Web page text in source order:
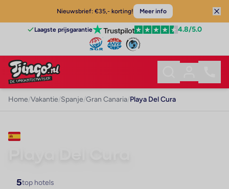
Nieuwsbrief: €35,- korting! Meer info
Laagste prijsgarantie 4.8/5.0
Home/Vakantie/Spanje/Gran Canaria/Playa Del Cura
5top hotels